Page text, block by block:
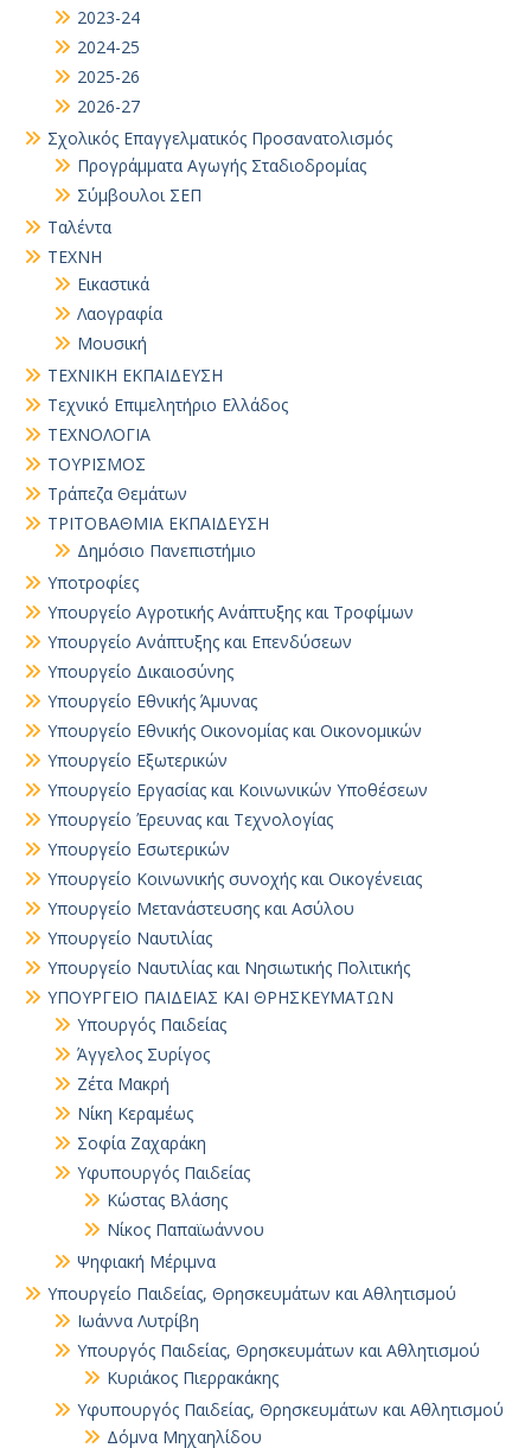
2023-24
2024-25
2025-26
2026-27
Σχολικός Επαγγελματικός Προσανατολισμός
Προγράμματα Αγωγής Σταδιοδρομίας
Σύμβουλοι ΣΕΠ
Ταλέντα
ΤΕΧΝΗ
Εικαστικά
Λαογραφία
Μουσική
ΤΕΧΝΙΚΗ ΕΚΠΑΙΔΕΥΣΗ
Τεχνικό Επιμελητήριο Ελλάδος
ΤΕΧΝΟΛΟΓΙΑ
ΤΟΥΡΙΣΜΟΣ
Τράπεζα Θεμάτων
ΤΡΙΤΟΒΑΘΜΙΑ ΕΚΠΑΙΔΕΥΣΗ
Δημόσιο Πανεπιστήμιο
Υποτροφίες
Υπουργείο Αγροτικής Ανάπτυξης και Τροφίμων
Υπουργείο Ανάπτυξης και Επενδύσεων
Υπουργείο Δικαιοσύνης
Υπουργείο Εθνικής Άμυνας
Υπουργείο Εθνικής Οικονομίας και Οικονομικών
Υπουργείο Εξωτερικών
Υπουργείο Εργασίας και Κοινωνικών Υποθέσεων
Υπουργείο Έρευνας και Τεχνολογίας
Υπουργείο Εσωτερικών
Υπουργείο Κοινωνικής συνοχής και Οικογένειας
Υπουργείο Μετανάστευσης και Ασύλου
Υπουργείο Ναυτιλίας
Υπουργείο Ναυτιλίας και Νησιωτικής Πολιτικής
ΥΠΟΥΡΓΕΙΟ ΠΑΙΔΕΙΑΣ ΚΑΙ ΘΡΗΣΚΕΥΜΑΤΩΝ
Yπουργός Παιδείας
Άγγελος Συρίγος
Ζέτα Μακρή
Νίκη Κεραμέως
Σοφία Ζαχαράκη
Υφυπουργός Παιδείας
Κώστας Βλάσης
Νίκος Παπαϊωάννου
Ψηφιακή Μέριμνα
Υπουργείο Παιδείας, Θρησκευμάτων και Αθλητισμού
Ιωάννα Λυτρίβη
Υπουργός Παιδείας, Θρησκευμάτων και Αθλητισμού
Κυριάκος Πιερρακάκης
Υφυπουργός Παιδείας, Θρησκευμάτων και Αθλητισμού
Δόμνα Μηχαηλίδου